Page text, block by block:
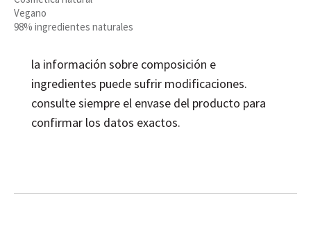
Vegano
98% ingredientes naturales
la información sobre composición e
ingredientes puede sufrir modificaciones.
consulte siempre el envase del producto para
confirmar los datos exactos.